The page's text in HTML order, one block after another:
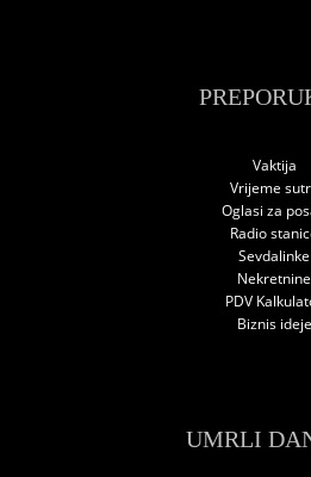
Vaktija
Vrijeme
Oglasi za
Radio
Sevdalinke
Nekretnine
PDV
Biznis ideje
UMRLI